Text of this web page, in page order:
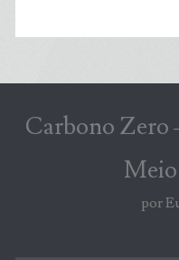
Carbono Zero
por